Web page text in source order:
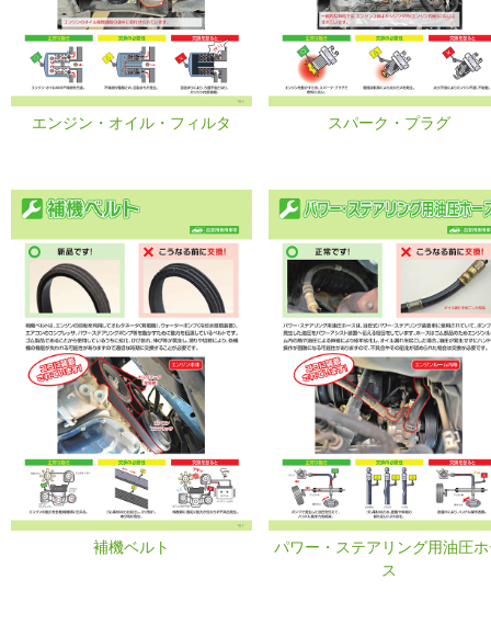
エンジン・オイル・フィルタ スパーク・プラグ
補機ベルト
パワー・ステアリング用油圧
ス